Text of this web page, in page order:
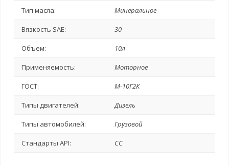
Тип масла: Минеральное
Вязкость SAE: 30
Объем: 10л
Применяемость: Моторное
ГОСТ: М-10Г2К
Типы двигателей: Дизель
Типы автомобилей: Грузовой
Стандарты API: CC